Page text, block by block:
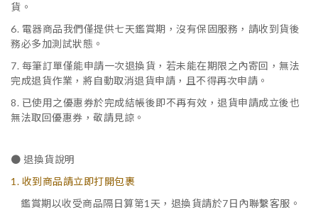
貨。
6. 電器商品我們僅提供七天鑑賞期，沒有保固服務，請收到貨後
務必多加測試狀態。
7. 每筆訂單僅能申請一次退換貨，若未能在期限之內寄回，無法
完成退貨作業，將自動取消退貨申請，且不得再次申請。
8. 已使用之優惠券於完成結帳後即不再有效，退貨申請成立後也
無法取回優惠券，敬請見諒。
● 退換貨說明
1. 收到商品請立即打開包裹
鑑賞期以收受商品隔日算第1天，退換貨請於7日內聯繫客服。